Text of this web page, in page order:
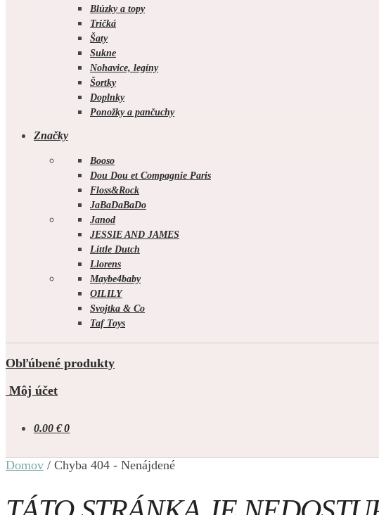
Blúzky a topy
Tričká
Šaty
Sukne
Nohavice, legíny
Šortky
Doplnky
Ponožky a pančuchy
Značky
Booso
Dou Dou et Compagnie Paris
Floss&Rock
JaBaDaBaDo
Janod
JESSIE AND JAMES
Little Dutch
Llorens
Maybe4baby
OILILY
Svojtka & Co
Taf Toys
Obľúbené produkty
Môj účet
0.00 € 0
Domov / Chyba 404 - Nenájdené